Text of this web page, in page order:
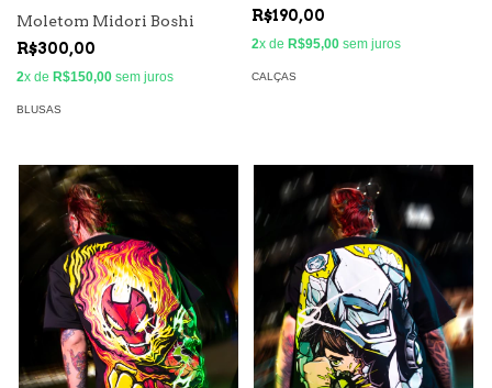
Moletom Midori Boshi
R$300,00
2x de R$150,00 sem juros
BLUSAS
R$190,00
2x de R$95,00 sem juros
CALÇAS